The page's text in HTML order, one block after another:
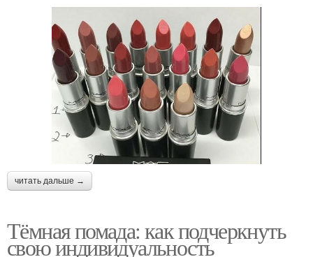
читать дальше →
Тёмная помада: как подчеркнуть
свою индивидуальность